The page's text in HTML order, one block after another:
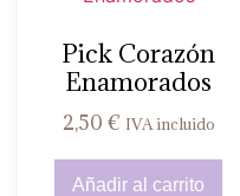
Pick Corazón
Enamorados
2,50 € IVA incluido
Añadir al carrito